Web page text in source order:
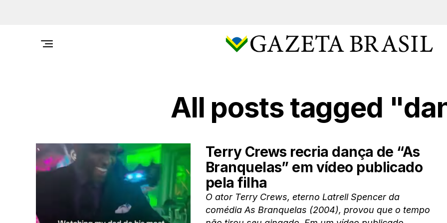
All posts tagged
Terry Crews recria dança de “As
Branquelas” em vídeo publicado
pela filha
O ator Terry Crews, eterno Latrell Spencer da
comédia As Branquelas (2004), provou que o tempo